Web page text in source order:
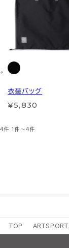
衣装バッグ
¥5,830
4件 1件～4件
TOP